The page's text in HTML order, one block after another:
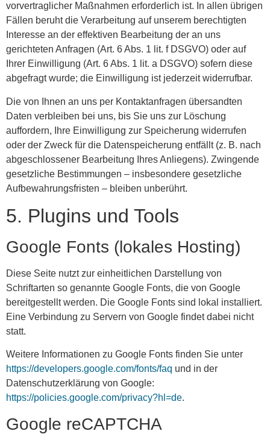
vorvertraglicher Maßnahmen erforderlich ist. In allen übrigen
Fällen beruht die Verarbeitung auf unserem berechtigten
Interesse an der effektiven Bearbeitung der an uns
gerichteten Anfragen (Art. 6 Abs. 1 lit. f DSGVO) oder auf
Ihrer Einwilligung (Art. 6 Abs. 1 lit. a DSGVO) sofern diese
abgefragt wurde; die Einwilligung ist jederzeit widerrufbar.
Die von Ihnen an uns per Kontaktanfragen übersandten
Daten verbleiben bei uns, bis Sie uns zur Löschung
auffordern, Ihre Einwilligung zur Speicherung widerrufen
oder der Zweck für die Datenspeicherung entfällt (z. B. nach
abgeschlossener Bearbeitung Ihres Anliegens). Zwingende
gesetzliche Bestimmungen – insbesondere gesetzliche
Aufbewahrungsfristen – bleiben unberührt.
5. Plugins und Tools
Google Fonts (lokales Hosting)
Diese Seite nutzt zur einheitlichen Darstellung von
Schriftarten so genannte Google Fonts, die von Google
bereitgestellt werden. Die Google Fonts sind lokal installiert.
Eine Verbindung zu Servern von Google findet dabei nicht
statt.
Weitere Informationen zu Google Fonts finden Sie unter
https://developers.google.com/fonts/faq und in der
Datenschutzerklärung von Google:
https://policies.google.com/privacy?hl=de.
Google reCAPTCHA